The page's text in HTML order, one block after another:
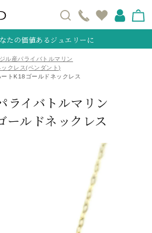
たの価値あるジュエリーに
ル産パライバトルマリン
クレス(ペンダント)
トK18ゴールドネックレス
ライバトルマリン
ールドネックレス